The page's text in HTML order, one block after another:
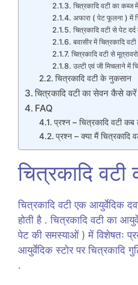
चित्रकादि वटी का कब्ज
अफारा ( पेट फूलना ) में
चित्रकादि वटी से पेट
बवासीर में चित्रकादि
चित्रकादि वटी से
उल्टी एवं जी मिचलाने में
चित्रकादि वटी के नुकसान
चित्रकादि वटी का सेवन कैसे
FAQ
प्रश्न – चित्रकादि वटी
प्रश्न – क्या मैं चित्रकादि
चित्रकादि वटी
चित्रकादि वटी एक आयुर्वेदिक
होती है . चित्रकादि वटी का
पेट की समस्याओं ) में विशेषतः
आयुर्वेदिक स्टोर पर चित्रकादि
.